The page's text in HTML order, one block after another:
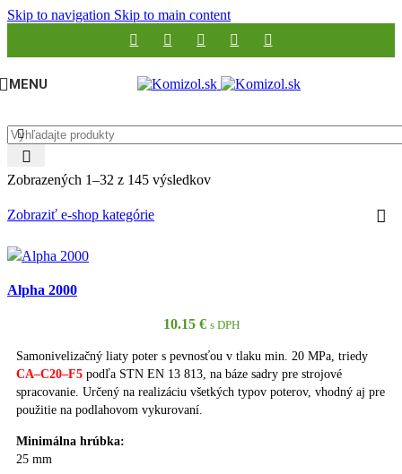
Skip to navigation Skip to main content
MENU
Zobrazených 1–32 z 145 výsledkov
Zobraziť e-shop kategórie
Alpha 2000
10.15 € s DPH
Samonivelizačný liaty poter s pevnosťou v tlaku min. 20 MPa, triedy
CA–C20–F5 podľa STN EN 13 813, na báze sadry pre strojové
spracovanie. Určený na realizáciu všetkých typov poterov, vhodný aj pre
použitie na podlahovom vykurovaní.
Minimálna hrúbka:
25 mm